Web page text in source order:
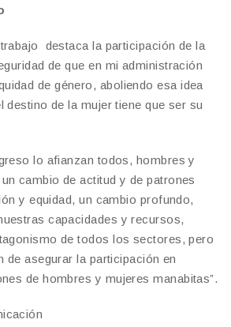
destaca la participación de la
de que en mi administración
de género, aboliendo esa idea
destino de la mujer tiene que ser su
lo afianzan todos, hombres y
cambio de actitud y de patrones
y equidad, un cambio profundo,
capacidades y recursos,
de todos los sectores, pero
de asegurar la participación en
de hombres y mujeres manabitas”.